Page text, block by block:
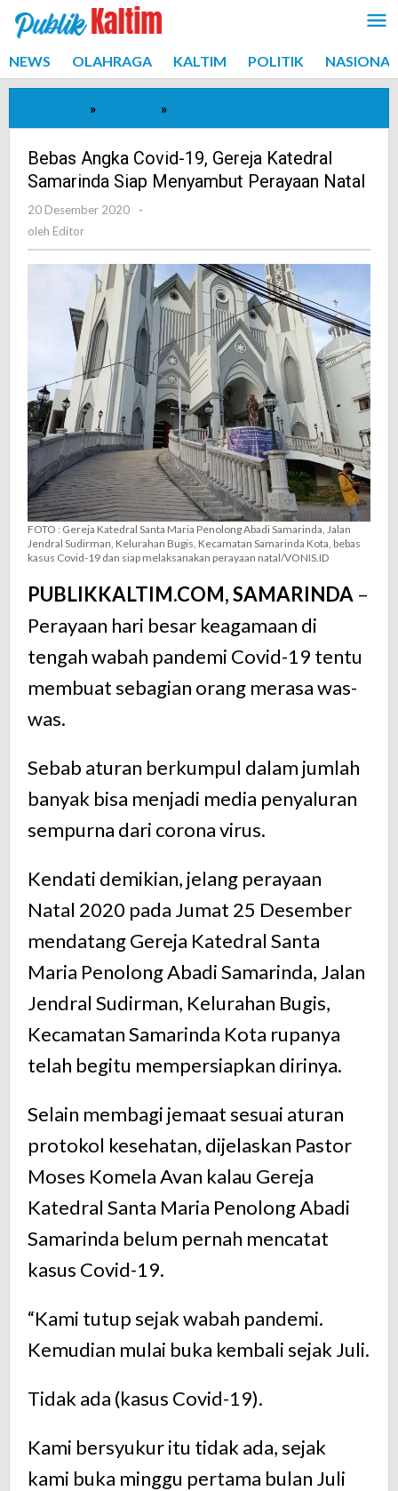
Lewati
konten
NEWS OLAHRAGA KALTIM POLITIK NASIONAL
» »
Angka
Covid-
Gereja
Menyambut
Perayaan
Natal
Bebas Angka Covid-19, Gereja Katedral
Samarinda Siap Menyambut Perayaan Natal
20 Desember 2020
oleh
-
oleh Editor
FOTO : Gereja Katedral Santa Maria Penolong Abadi Samarinda, Jalan
Jendral Sudirman, Kelurahan Bugis, Kecamatan Samarinda Kota, bebas
kasus Covid-19 dan siap melaksanakan perayaan natal/VONIS.ID
PUBLIKKALTIM.COM, SAMARINDA –
Perayaan hari besar keagamaan di
tengah wabah pandemi Covid-19 tentu
membuat sebagian orang merasa was-
was.
Sebab aturan berkumpul dalam jumlah
banyak bisa menjadi media penyaluran
sempurna dari corona virus.
Kendati demikian, jelang perayaan
Natal 2020 pada Jumat 25 Desember
mendatang Gereja Katedral Santa
Maria Penolong Abadi Samarinda, Jalan
Jendral Sudirman, Kelurahan Bugis,
Kecamatan Samarinda Kota rupanya
telah begitu mempersiapkan dirinya.
Selain membagi jemaat sesuai aturan
protokol kesehatan, dijelaskan Pastor
Moses Komela Avan kalau Gereja
Katedral Santa Maria Penolong Abadi
Samarinda belum pernah mencatat
kasus Covid-19.
“Kami tutup sejak wabah pandemi.
Kemudian mulai buka kembali sejak Juli.
Tidak ada (kasus Covid-19).
Kami bersyukur itu tidak ada, sejak
kami buka minggu pertama bulan Juli